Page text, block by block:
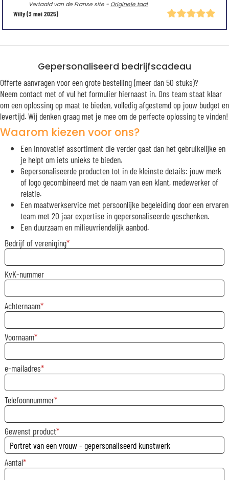
Willy(3 mei 2025)
Vertaald van de Franse site - Originele taal
Gepersonaliseerd bedrijfscadeau
Offerte aanvragen voor een grote bestelling (meer dan 50 stuks)?
Neem contact met of vul het formulier hiernaast in. Ons team staat klaar
om een oplossing op maat te bieden, volledig afgestemd op jouw budget en
levertijd. Wij denken graag met je mee om de perfecte oplossing te vinden!
Waarom kiezen voor ons?
Een innovatief assortiment die verder gaat dan het gebruikelijke en
je helpt om iets unieks te bieden.
Gepersonaliseerde producten tot in de kleinste details: jouw merk
of logo gecombineerd met de naam van een klant, medewerker of
relatie.
Een maatwerkservice met persoonlijke begeleiding door een ervaren
team met 20 jaar expertise in gepersonaliseerde geschenken.
Een duurzaam en milieuvriendelijk aanbod.
Bedrijf of vereniging
KvK-nummer
Achternaam
Voornaam
e-mailadres
Telefoonnummer
Gewenst product
Aantal